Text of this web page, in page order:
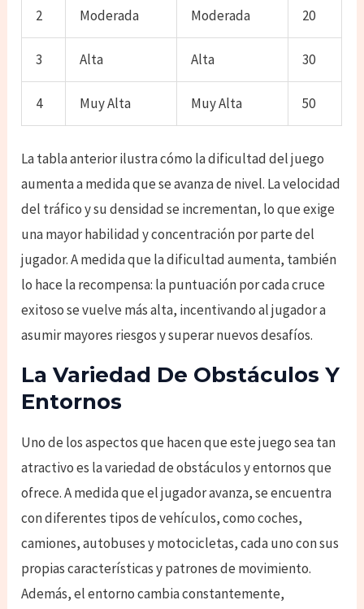
2 Moderada Moderada 20
3 Alta Alta 30
4 Muy Alta Muy Alta 50
La tabla anterior ilustra cómo la dificultad del juego
aumenta a medida que se avanza de nivel. La velocidad
del tráfico y su densidad se incrementan, lo que exige
una mayor habilidad y concentración por parte del
jugador. A medida que la dificultad aumenta, también
lo hace la recompensa: la puntuación por cada cruce
exitoso se vuelve más alta, incentivando al jugador a
asumir mayores riesgos y superar nuevos desafíos.
La Variedad De Obstáculos Y
Entornos
Uno de los aspectos que hacen que este juego sea tan
atractivo es la variedad de obstáculos y entornos que
ofrece. A medida que el jugador avanza, se encuentra
con diferentes tipos de vehículos, como coches,
camiones, autobuses y motocicletas, cada uno con sus
propias características y patrones de movimiento.
Además, el entorno cambia constantemente,